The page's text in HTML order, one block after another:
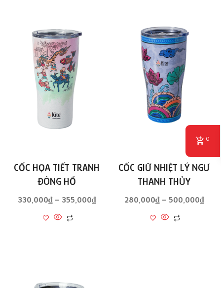
CỐC HỌA TIẾT TRANH
ĐÔNG HỒ
330,000₫– 355,000₫
CỐC GIỮ NHIỆT LÝ NGƯ
THANH THỦY
280,000₫– 500,000₫
0